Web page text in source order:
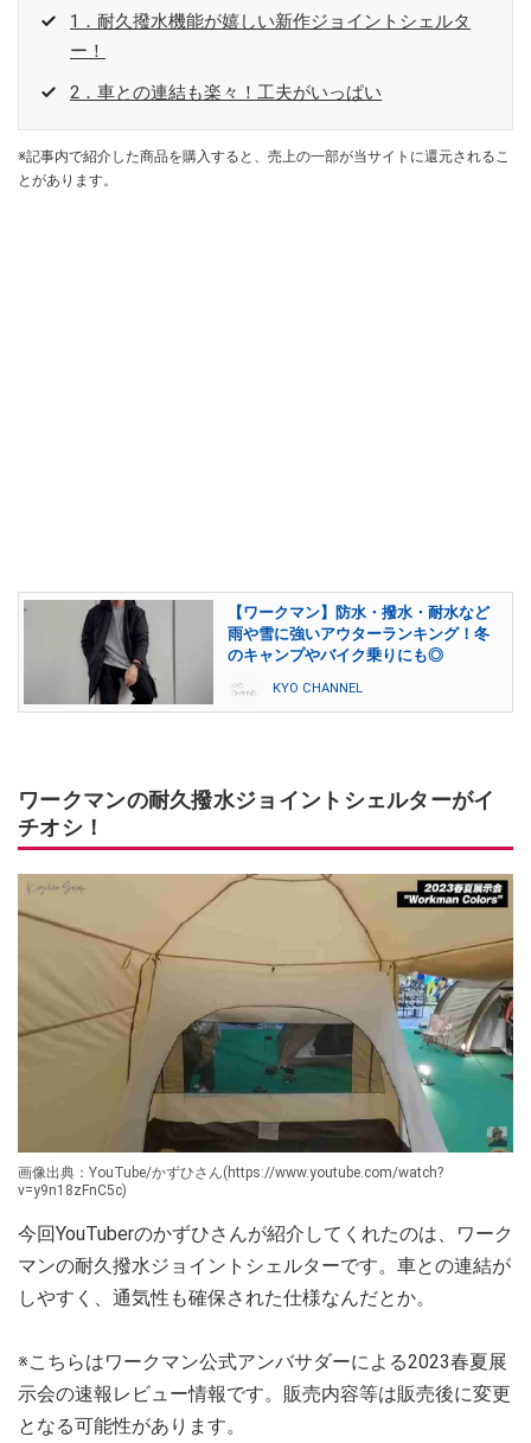
1．耐久撥水機能が嬉しい新作ジョイントシェルタ
ー！
2．車との連結も楽々！工夫がいっぱい
※記事内で紹介した商品を購入すると、売上の一部が当サイトに還元されるこ
とがあります。
【ワークマン】防水・撥水・耐水など
雨や雪に強いアウターランキング！冬
のキャンプやバイク乗りにも◎
KYO CHANNEL
ワークマンの耐久撥水ジョイントシェルターがイ
チオシ！
画像出典：YouTube/かずひさん(https://www.youtube.com/watch?
v=y9n18zFnC5c)
今回YouTuberのかずひさんが紹介してくれたのは、ワーク
マンの耐久撥水ジョイントシェルターです。車との連結が
しやすく、通気性も確保された仕様なんだとか。
※こちらはワークマン公式アンバサダーによる2023春夏展
示会の速報レビュー情報です。販売内容等は販売後に変更
となる可能性があります。